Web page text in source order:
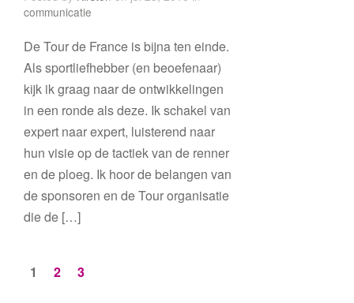
communicatie
De Tour de France is bijna ten einde.
Als sportliefhebber (en beoefenaar)
kijk ik graag naar de ontwikkelingen
in een ronde als deze. Ik schakel van
expert naar expert, luisterend naar
hun visie op de tactiek van de renner
en de ploeg. Ik hoor de belangen van
de sponsoren en de Tour organisatie
die de […]
1 2 3